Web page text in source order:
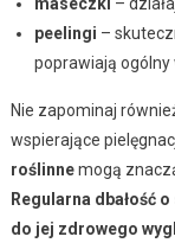
peelingi –
poprawiają ogólny
Nie zapominaj
wspierające
roślinnemogą
Regularna dbałość
do jej zdrowego